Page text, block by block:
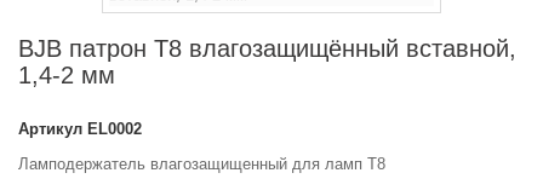
BJB патрон T8 влагозащищённый вставной,
1,4-2 мм
Артикул EL0002
Ламподержатель влагозащищенный для ламп T8